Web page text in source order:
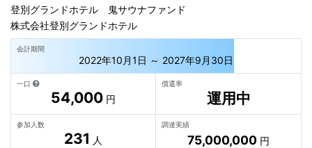
登別グランドホテル 鬼サウナファンド
株式会社登別グランドホテル
会計期間
2022年10月1日 ～ 2027年9月30日
一口
54,000 円
償還率
運用中
参加人数
231 人
調達実績
75,000,000 円